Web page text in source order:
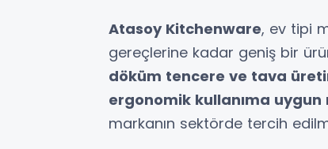
Atasoy Kitchenware, ev tipi
gereçlerine kadar geniş bir
döküm tencere ve tava
ergonomik kullanıma uygun
markanın sektörde tercih